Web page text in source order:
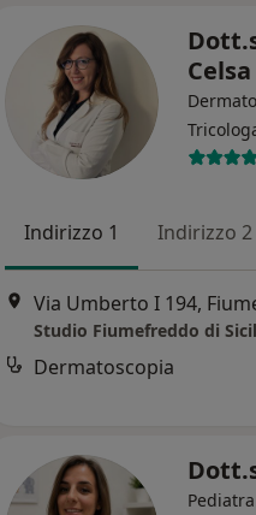
Celsa
Indirizzo 1 Indirizzo 2
Studio Fiumefreddo di
Dermatoscopia